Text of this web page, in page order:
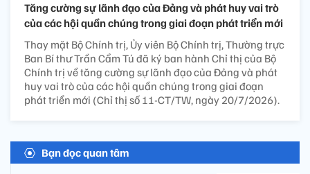
Tăng cường sự lãnh đạo của Đảng và phát huy vai trò
của các hội quần chúng trong giai đoạn phát triển mới
Thay mặt Bộ Chính trị, Ủy viên Bộ Chính trị, Thường trực
Ban Bí thư Trần Cẩm Tú đã ký ban hành Chỉ thị của Bộ
Chính trị về tăng cường sự lãnh đạo của Đảng và phát
huy vai trò của các hội quần chúng trong giai đoạn
phát triển mới (Chỉ thị số 11-CT/TW, ngày 20/7/2026).
Bạn đọc quan tâm